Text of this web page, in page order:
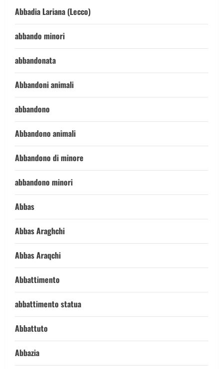
Abbadia Lariana (Lecco)
abbando minori
abbandonata
Abbandoni animali
abbandono
Abbandono animali
Abbandono di minore
abbandono minori
Abbas
Abbas Araghchi
Abbas Araqchi
Abbattimento
abbattimento statua
Abbattuto
Abbazia